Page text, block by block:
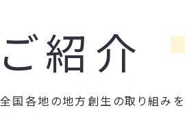
ご紹介
全国各地の地方創生の取り組みを